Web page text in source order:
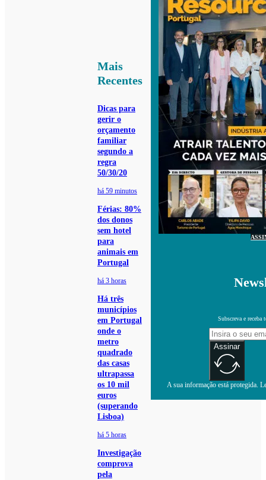
Mais
Recentes
Dicas para
gerir o
orçamento
familiar
segundo a
regra
50/30/20
há 59 minutos
Férias: 80%
dos donos
sem hotel
para
animais em
Portugal
há 3 horas
Há três
municípios
em Portugal
onde o
metro
quadrado
das casas
ultrapassa
os 10 mil
euros
(superando
Lisboa)
há 5 horas
Investigação
comprova
pela
Subscreva e receba
Assinar
A sua informação está protegida.